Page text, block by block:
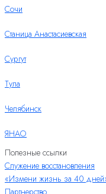
Сочи
Станица Анастасиевская
Сургут
Тула
Челябинск
ЯНАО
Полезные ссылки
Служение восстановления
«Измени жизнь за 40